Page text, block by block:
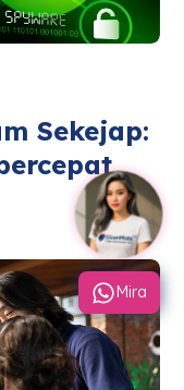
Sekejap:
Mira